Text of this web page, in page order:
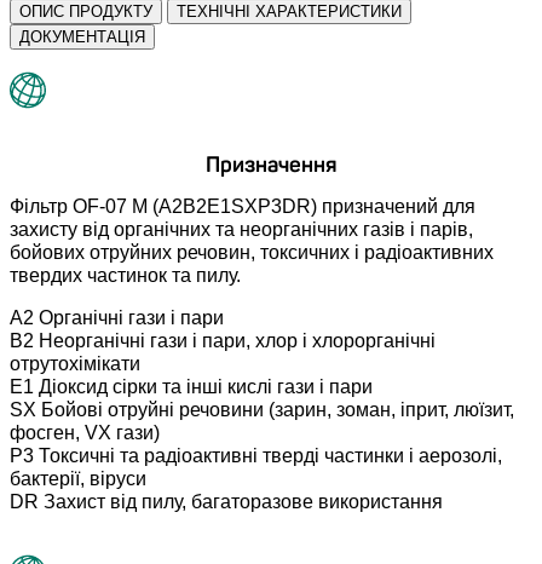
ОПИС ПРОДУКТУ
ТЕХНІЧНІ ХАРАКТЕРИСТИКИ
ДОКУМЕНТАЦІЯ
Призначення
Фільтр OF-07 M (А2В2Е1SXP3DR) призначений для
захисту від органічних та неорганічних газів і парів,
бойових отруйних речовин, токсичних і радіоактивних
твердих частинок та пилу.
А2 Органічні гази і пари
В2 Неорганічні гази і пари, хлор і хлорорганічні
отрутохімікати
Е1 Діоксид сірки та інші кислі гази і пари
SX Бойові отруйні речовини (зарин, зоман, іприт, люїзит,
фосген, VX гази)
Р3 Токсичні та радіоактивні тверді частинки і аерозолі,
бактерії, віруси
DR Захист від пилу, багаторазове використання